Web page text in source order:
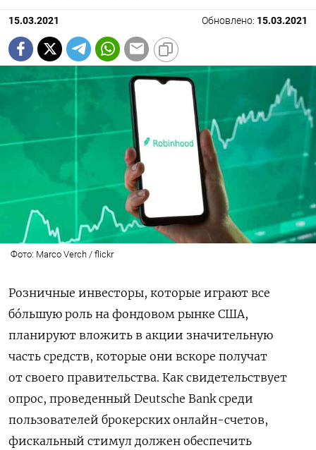
15.03.2021 Обновлено: 15.03.2021
Фото: Marco Verch / flickr
Розничные инвесторы, которые играют все
бóльшую роль на фондовом рынке США,
планируют вложить в акции значительную
часть средств, которые они вскоре получат
от своего правительства. Как свидетельствует
опрос, проведенный Deutsche Bankсреди
пользователей брокерских онлайн-счетов,
фискальный стимул должен обеспечить